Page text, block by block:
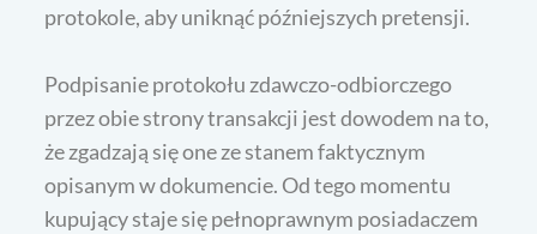
protokole, aby uniknąć późniejszych pretensji.
Podpisanie protokołu zdawczo-odbiorczego
przez obie strony transakcji jest dowodem na to,
że zgadzają się one ze stanem faktycznym
opisanym w dokumencie. Od tego momentu
kupujący staje się pełnoprawnym posiadaczem